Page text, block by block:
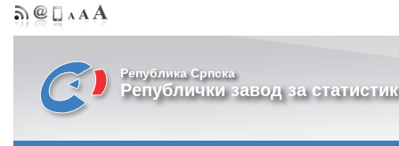
Република Српска
Републички завод за